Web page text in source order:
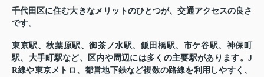
千代田区に住む大きなメリットのひとつが、交通アクセスの良さ
です。
東京駅、秋葉原駅、御茶ノ水駅、飯田橋駅、市ケ谷駅、神保町
駅、大手町駅など、区内や周辺には多くの主要駅があります。J
R線や東京メトロ、都営地下鉄など複数の路線を利用しやすく、